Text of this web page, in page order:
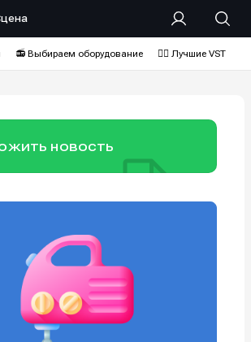
📻 Выбираем оборудование ❤️‍🔥 Лучшие VST
новость